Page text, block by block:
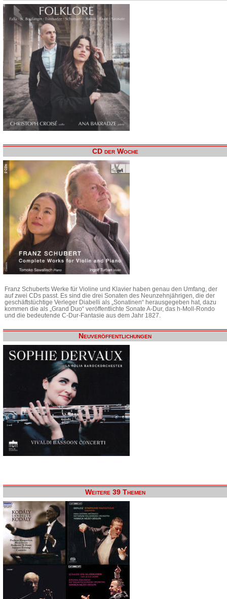
CD der Woche
Franz Schuberts Werke für Violine und Klavier haben genau den Umfang, der
auf zwei CDs passt. Es sind die drei Sonaten des Neunzehnjährigen, die der
geschäftstüchtige Verleger Diabelli als „Sonatinen“ herausgegeben hat, dazu
kommen die als „Grand Duo“ veröffentlichte Sonate A-Dur, das h-Moll-Rondo
und die bedeutende C-Dur-Fantasie aus dem Jahr 1827.
Neuveröffentlichungen
Weitere 39 Themen